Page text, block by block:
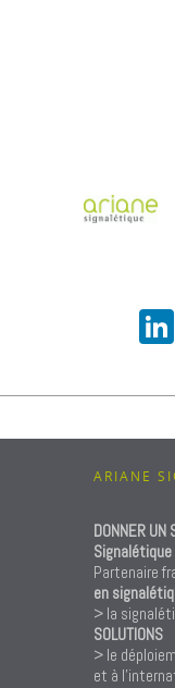
ARIANE
DONNER UN
Partenaire
en
> la
SOLUTIONS
> le
et à